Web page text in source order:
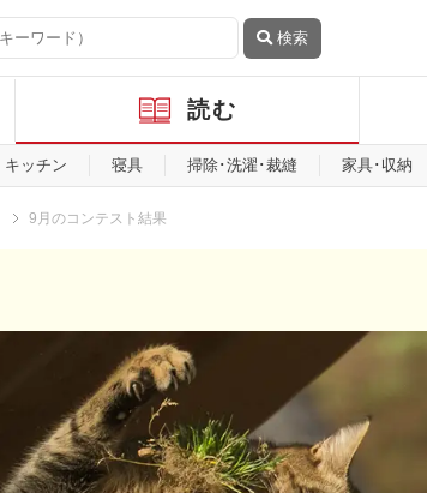
検索
読む
キッチン 寝具 掃除･洗濯･裁縫 家具･収納
9月のコンテスト結果